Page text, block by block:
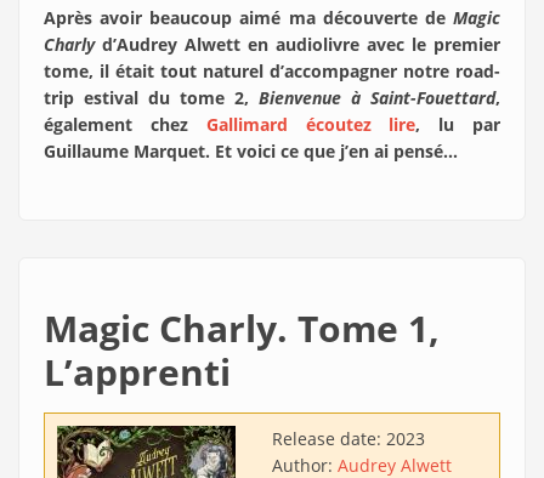
Après avoir beaucoup aimé ma découverte de Magic
Charly d’Audrey Alwett en audiolivre avec le premier
tome, il était tout naturel d’accompagner notre road-
trip estival du tome 2, Bienvenue à Saint-Fouettard,
également chez Gallimard écoutez lire, lu par
Guillaume Marquet. Et voici ce que j’en ai pensé…
Magic Charly. Tome 1,
L’apprenti
Release date: 2023
Author: Audrey Alwett